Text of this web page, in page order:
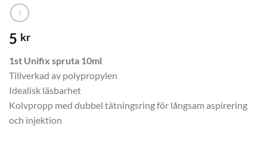
5 kr
1st Unifix spruta 10ml
Tillverkad av polypropylen
Idealisk läsbarhet
Kolvpropp med dubbel tätningsring för långsam aspirering
och injektion